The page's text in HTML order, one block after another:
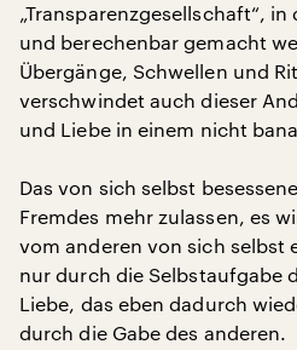
„Transparenzgesellschaft“,
und berechenbar gemacht
Übergänge, Schwellen und
verschwindet auch dieser
und Liebe in einem nicht
Das von sich selbst
Fremdes mehr zulassen, es
vom anderen von sich selbst
nur durch die Selbstaufgabe
Liebe, das eben dadurch
durch die Gabe des anderen.